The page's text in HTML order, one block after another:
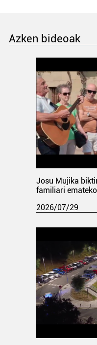
Azken bideoak
Josu Mujika
familiari
2026/07/29